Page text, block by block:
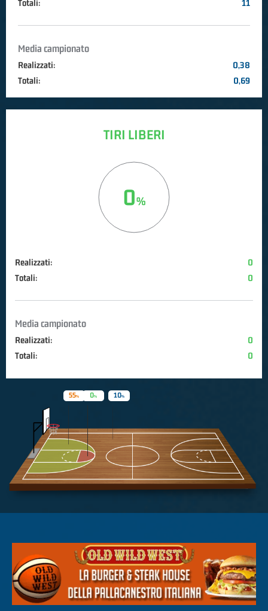
Totali: 11
Media campionato
Realizzati:
0,38
Totali:
0,69
TIRI LIBERI
0
Realizzati:
0
Totali:
0
Media campionato
Realizzati:
0
Totali:
0
0
55 10